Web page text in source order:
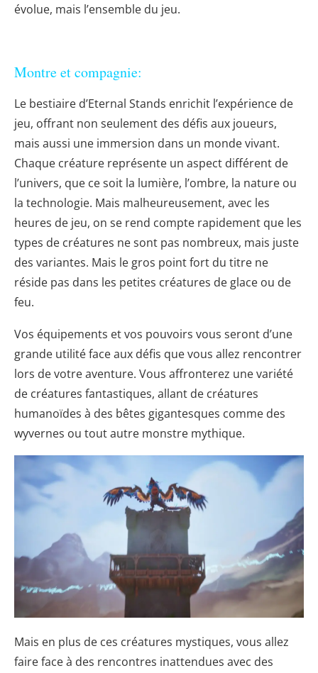
évolue, mais l’ensemble du jeu.
Montre et compagnie:
Le bestiaire d’Eternal Stands enrichit l’expérience de
jeu, offrant non seulement des défis aux joueurs,
mais aussi une immersion dans un monde vivant.
Chaque créature représente un aspect différent de
l’univers, que ce soit la lumière, l’ombre, la nature ou
la technologie. Mais malheureusement, avec les
heures de jeu, on se rend compte rapidement que les
types de créatures ne sont pas nombreux, mais juste
des variantes. Mais le gros point fort du titre ne
réside pas dans les petites créatures de glace ou de
feu.
Vos équipements et vos pouvoirs vous seront d’une
grande utilité face aux défis que vous allez rencontrer
lors de votre aventure. Vous affronterez une variété
de créatures fantastiques, allant de créatures
humanoïdes à des bêtes gigantesques comme des
wyvernes ou tout autre monstre mythique.
Mais en plus de ces créatures mystiques, vous allez
faire face à des rencontres inattendues avec des